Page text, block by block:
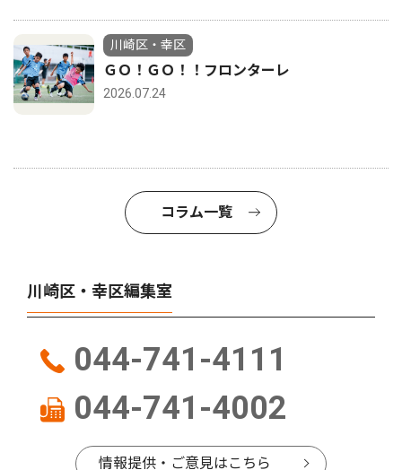
川崎区・幸区
ＧＯ！ＧＯ！！フロンターレ
2026.07.24
コラム一覧
川崎区・幸区編集室
044-741-4111
044-741-4002
情報提供・ご意見はこちら